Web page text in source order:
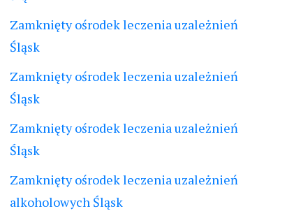
Zamknięty ośrodek leczenia uzależnień
Śląsk
Zamknięty ośrodek leczenia uzależnień
Śląsk
Zamknięty ośrodek leczenia uzależnień
Śląsk
Zamknięty ośrodek leczenia uzależnień
alkoholowych Śląsk